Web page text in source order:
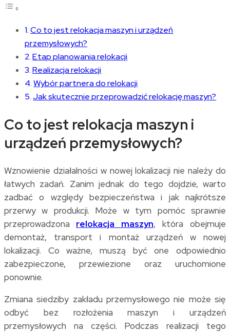
Co to jest relokacja maszyn i urządzeń
przemysłowych?
Etap planowania relokacji
Realizacja relokacji
Wybór partnera do relokacji
Jak skutecznie przeprowadzić relokację maszyn?
Co to jest relokacja maszyn i
urządzeń przemysłowych?
Wznowienie działalności w nowej lokalizacji nie należy do
łatwych zadań. Zanim jednak do tego dojdzie, warto
zadbać o względy bezpieczeństwa i jak najkrótsze
przerwy w produkcji. Może w tym pomóc sprawnie
przeprowadzona
relokacja maszyn, która obejmuje
demontaż, transport i montaż urządzeń w nowej
lokalizacji. Co ważne, muszą być one odpowiednio
zabezpieczone, przewiezione oraz uruchomione
ponownie.
Zmiana siedziby zakładu przemysłowego nie może się
odbyć bez rozłożenia maszyn i urządzeń
przemysłowych na części. Podczas realizacji tego